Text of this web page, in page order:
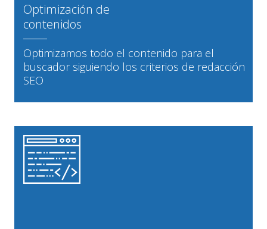
Optimización de
contenidos
Optimizamos todo el contenido para el
buscador siguiendo los criterios de redacción
SEO